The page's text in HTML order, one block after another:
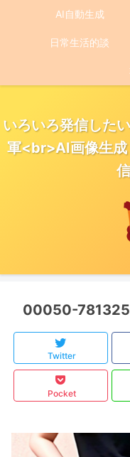
いろいろ発信した
軍<br>AI画像生成
AI自動生成
日常生活的談
00050-
Twitter
Pocket